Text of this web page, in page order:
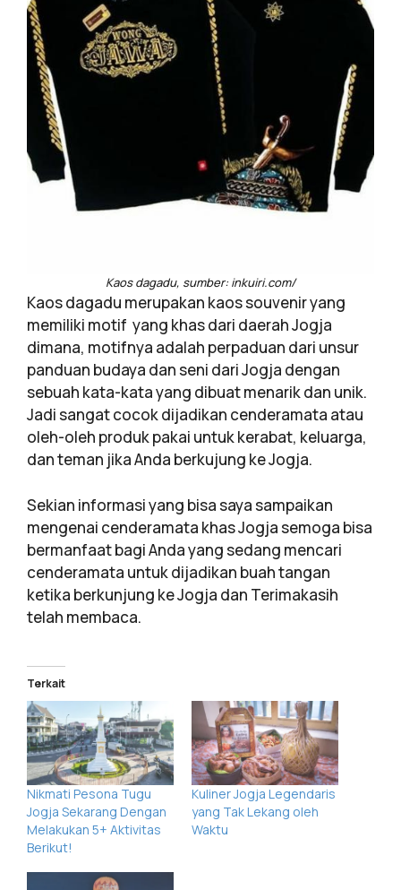
Kaos dagadu, sumber: inkuiri.com/
Kaos dagadu merupakan kaos souvenir yang
memiliki motif yang khas dari daerah Jogja
dimana, motifnya adalah perpaduan dari unsur
panduan budaya dan seni dari Jogja dengan
sebuah kata-kata yang dibuat menarik dan unik.
Jadi sangat cocok dijadikan cenderamata atau
oleh-oleh produk pakai untuk kerabat, keluarga,
dan teman jika Anda berkujung ke Jogja.
Sekian informasi yang bisa saya sampaikan
mengenai cenderamata khas Jogja semoga bisa
bermanfaat bagi Anda yang sedang mencari
cenderamata untuk dijadikan buah tangan
ketika berkunjung ke Jogja dan Terimakasih
telah membaca.
Terkait
Nikmati Pesona Tugu
Jogja Sekarang Dengan
Melakukan 5+ Aktivitas
Berikut!
Kuliner Jogja Legendaris
yang Tak Lekang oleh
Waktu